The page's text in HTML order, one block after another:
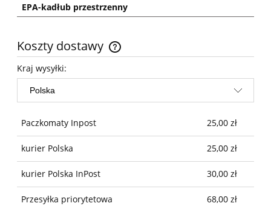
EPA-kadłub przestrzenny
Koszty dostawy
Cena nie zawiera ewentualnych kosztów płatności
Kraj wysyłki:
Paczkomaty Inpost 25,00 zł
kurier Polska 25,00 zł
kurier Polska InPost 30,00 zł
Przesyłka priorytetowa 68,00 zł